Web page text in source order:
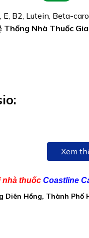
B2, Lutein, Beta-
Thống Nhà Thuốc
Xem
nhà thuốc Coastline
Diên Hồng, Thành Phố